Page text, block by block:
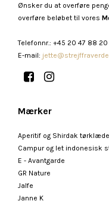
Ønsker du at overføre
overføre beløbet til vores
Telefonnr.: +45 20 47 88 20
E-mail:
Mærker
Aperitif og Shirdak
Campur og let indonesisk
E - Avantgarde
GR Nature
Jalfe
Janne K